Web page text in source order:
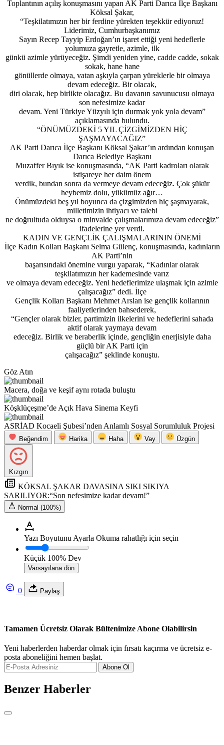
Toplantının açılış konuşmasını yapan AK Parti Darıca İlçe Başkanı
Köksal Şakar,
“Teşkilatımızın her bir ferdine yürekten teşekkür ediyoruz!
Liderimiz, Cumhurbaşkanımız
Sayın Recep Tayyip Erdoğan’ın işaret ettiği yeni hedeflerle
yolumuza gayretle, azimle, ilk
günkü azimle yürüyeceğiz. Şimdi yeniden yine, cadde cadde, sokak
sokak, hane hane
gönüllerde olmaya, vatan aşkıyla çarpan yüreklerle bir olmaya
devam edeceğiz. Bir olacak,
diri olacak, hep birlikte olacağız. Bu davanın savunucusu olmaya
son nefesimize kadar
devam. Yeni Türkiye Yüzyılı için durmak yok yola devam”
açıklamasında bulundu.
“ÖNÜMÜZDEKİ 5 YIL ÇİZGİMİZDEN HİÇ
ŞAŞMAYACAĞIZ”
AK Parti Darıca İlçe Başkanı Köksal Şakar’ın ardından konuşan
Darıca Belediye Başkanı
Muzaffer Bıyık ise konuşmasında, “AK Parti kadroları olarak
istişareye her daim önem
verdik, bundan sonra da vermeye devam edeceğiz. Çok şükür
heybemiz dolu, yükümüz ağır…
Önümüzdeki beş yıl boyunca da çizgimizden hiç şaşmayarak,
milletimizin ihtiyacı ve talebi
ne doğrultuda olduysa o minvalde çalışmalarımıza devam edeceğiz”
ifadelerine yer verdi.
KADIN VE GENÇLİK ÇALIŞMALARININ ÖNEMİ
İlçe Kadın Kolları Başkanı Selma Gülenç, konuşmasında, kadınların
AK Parti’nin
başarısındaki önemine vurgu yaparak, “Kadınlar olarak
teşkilatımızın her kademesinde varız
ve olmaya devam edeceğiz. Yeni hedeflerimize ulaşmak için azimle
çalışacağız” dedi. İlçe
Gençlik Kolları Başkanı Mehmet Arslan ise gençlik kollarının
faaliyetlerinden bahsederek,
“Gençler olarak bizler, partimizin ilkelerini ve hedeflerini sahada
aktif olarak yaymaya devam
edeceğiz. Birlik ve beraberlik içinde, gençliğin enerjisiyle daha
güçlü bir AK Parti için
çalışacağız” şeklinde konuştu.
Göz Atın
Macera, doğa ve keşif aynı rotada buluştu
Köşklüçeşme’de Açık Hava Sinema Keyfi
ASRİAD Kocaeli Şubesi’nden Anlamlı Sosyal Sorumluluk Projesi
Beğendim Harika Haha Vay Üzgün
Kızgın
KÖKSAL ŞAKAR DAVASINA SIKI SIKIYA
SARILIYOR:“Son nefesimize kadar devam!”
Normal (100%)
Yazı Boyutunu Ayarla Okuma rahatlığı için seçin
Küçük 100% Dev
Varsayılana dön
0 Paylaş
Tamamen Ücretsiz Olarak Bültenimize Abone Olabilirsin
Yeni haberlerden haberdar olmak için fırsatı kaçırma ve ücretsiz e-
posta aboneliğini hemen başlat.
Abone Ol
Benzer Haberler